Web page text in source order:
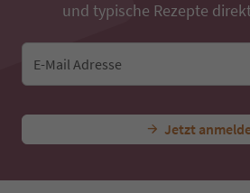
und typische Rezepte
E-Mail Adresse
Jetzt